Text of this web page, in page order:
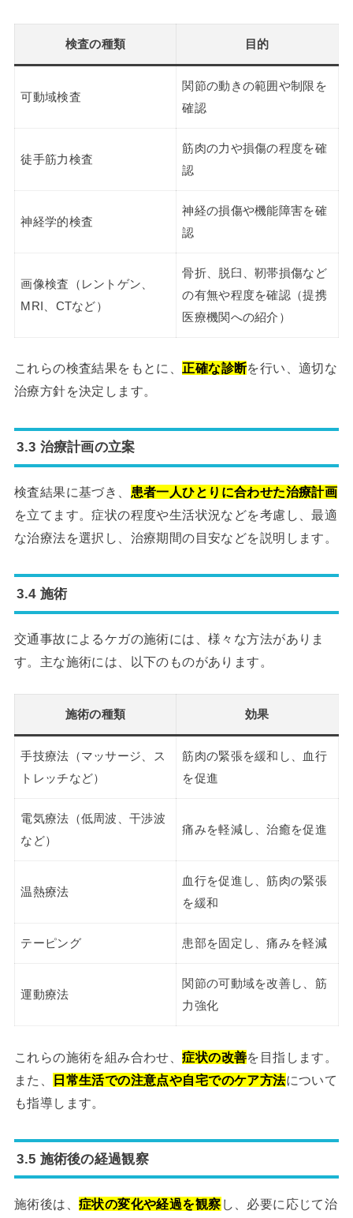
検査の種類 目的
可動域検査
関節の動きの範囲や制限を
確認
徒手筋力検査
筋肉の力や損傷の程度を確
認
神経学的検査
神経の損傷や機能障害を確
認
画像検査（レントゲン、
MRI、CTなど）
骨折、脱臼、靭帯損傷など
の有無や程度を確認（提携
医療機関への紹介）
これらの検査結果をもとに、 正確な診断を行い、適切な
治療方針を決定します。
3.3 治療計画の立案
検査結果に基づき、 患者一人ひとりに合わせた治療計画
を立てます。症状の程度や生活状況などを考慮し、最適
な治療法を選択し、治療期間の目安などを説明します。
3.4 施術
交通事故によるケガの施術には、様々な方法がありま
す。主な施術には、以下のものがあります。
施術の種類 効果
手技療法（マッサージ、ス
トレッチなど）
筋肉の緊張を緩和し、血行
を促進
電気療法（低周波、干渉波
など）
痛みを軽減し、治癒を促進
温熱療法
血行を促進し、筋肉の緊張
を緩和
テーピング 患部を固定し、痛みを軽減
運動療法
関節の可動域を改善し、筋
力強化
これらの施術を組み合わせ、症状の改善を目指します。
また、
日常生活での注意点や自宅でのケア方法について
も指導します。
3.5 施術後の経過観察
施術後は、 症状の変化や経過を観察 し、必要に応じて治